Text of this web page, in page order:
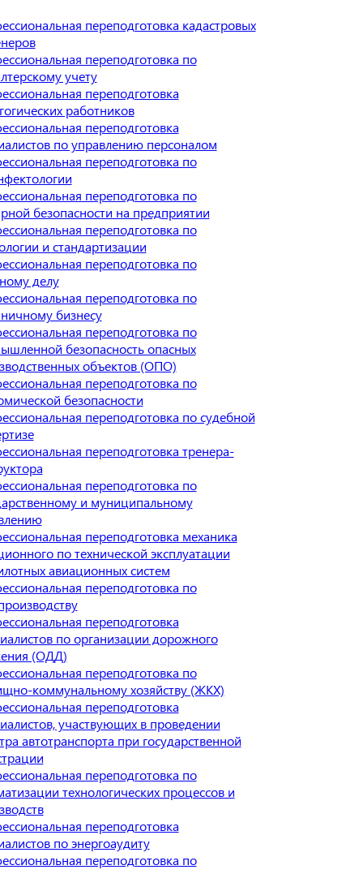
переподготовка кадастровых
переподготовка по
учету
переподготовка
работников
переподготовка
по управлению персоналом
переподготовка по
переподготовка по
безопасности на предприятии
переподготовка по
и стандартизации
переподготовка по
делу
переподготовка по
бизнесу
переподготовка по
безопасность опасных
объектов (ОПО)
переподготовка по
безопасности
переподготовка по судебной
переподготовка тренера-
переподготовка по
и муниципальному
переподготовка механика
по технической эксплуатации
авиационных систем
переподготовка по
переподготовка
по организации дорожного
(ОДД)
переподготовка по
коммунальному хозяйству (ЖКХ)
переподготовка
участвующих в проведении
автотранспорта при государственной
переподготовка по
технологических процессов и
переподготовка
по энергоаудиту
переподготовка по